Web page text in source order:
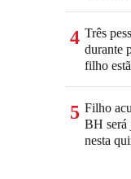
4 Três
durante
filho
5 Filho
BH será
nesta